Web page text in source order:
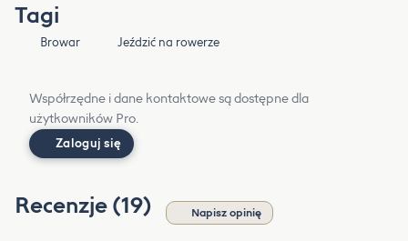
Tagi
Browar Jeździć na rowerze
Współrzędne i dane kontaktowe są dostępne dla
użytkowników Pro.
Zaloguj się
Recenzje (19) Napisz opinię